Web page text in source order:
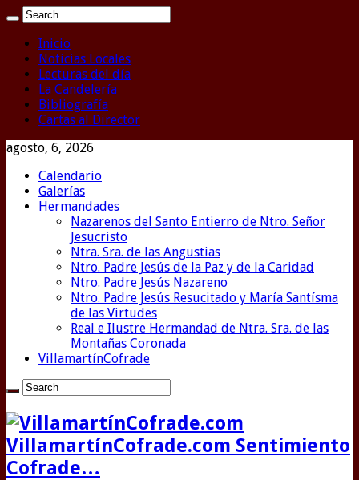
Inicio
Noticias Locales
Lecturas del día
La Candelería
Bibliografía
Cartas al Director
agosto, 6, 2026
Calendario
Galerías
Hermandades
Nazarenos del Santo Entierro de Ntro. Señor
Jesucristo
Ntra. Sra. de las Angustias
Ntro. Padre Jesús de la Paz y de la Caridad
Ntro. Padre Jesús Nazareno
Ntro. Padre Jesús Resucitado y María Santísma
de las Virtudes
Real e Ilustre Hermandad de Ntra. Sra. de las
Montañas Coronada
VillamartínCofrade
VillamartínCofrade.com Sentimiento
Cofrade…